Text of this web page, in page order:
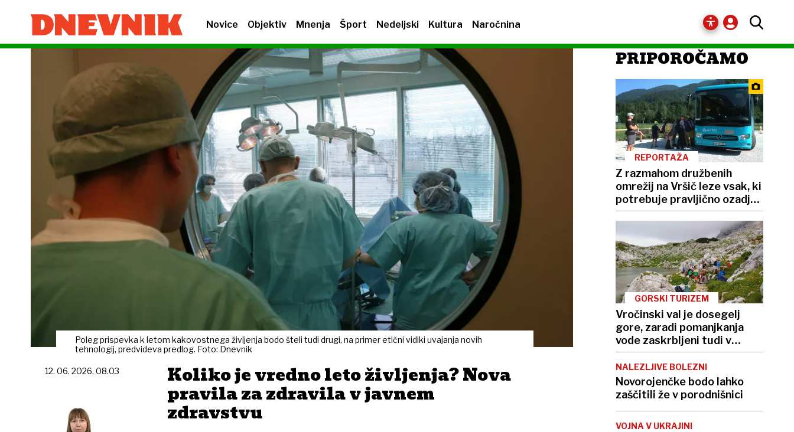
Novice Objektiv Mnenja Šport Nedeljski Kultura Naročnina
Poleg prispevka k letom kakovostnega življenja bodo šteli tudi drugi, na primer etični vidiki uvajanja novih
tehnologij, predvideva predlog. Foto: Dnevnik
Koliko je vredno leto življenja? Nova
pravila za zdravila v javnem
zdravstvu
12. 06. 2026, 08.03
PRIPOROČAMO
REPORTAŽA
Z razmahom družbenih
omrežij na Vršič leze vsak, ki
potrebuje pravljično ozadje
za selfije
GORSKI TURIZEM
Vročinski val je dosegelj
gore, zaradi pomanjkanja
vode zaskrbljeni tudi v
kočah
NALEZLJIVE BOLEZNI
Novorojenčke bodo lahko
zaščitili že v porodnišnici
VOJNA V UKRAJINI